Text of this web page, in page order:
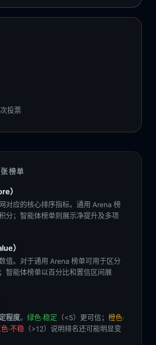
次投票
榜单
）
对应的核心排序指标。通用 Arena 榜
分；智能体榜单则展示净提升及多项
）
值。对于通用 Arena 榜单可用于区分
智能体榜单以百分比和置信区间展
程度。 绿色·稳定 （<5）更可信； 橙色·
·不稳 （>12）说明排名还可能明显变